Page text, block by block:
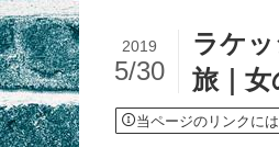
ラケ
旅｜女
2019
5/30
当ページのリンクに